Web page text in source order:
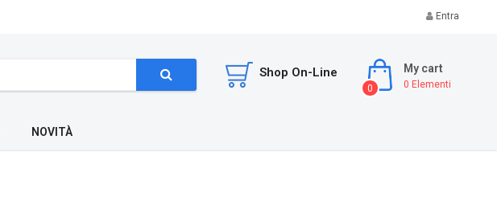
Entra
My cart
0 Elementi
0
Shop On-Line
NOVITÀ